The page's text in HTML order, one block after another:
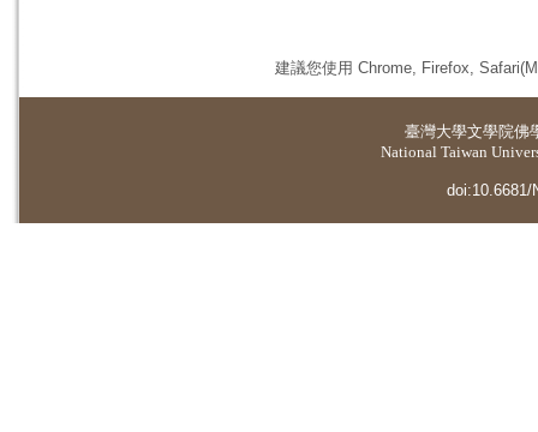
建議您使用 Chrome, Firefox,
臺灣大學文學院佛
National Taiwan
doi:10.6681/